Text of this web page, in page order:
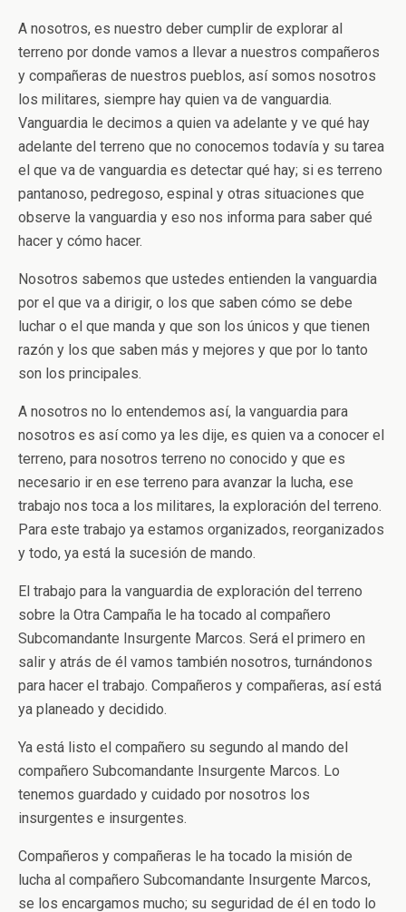
A nosotros, es nuestro deber cumplir de explorar al
terreno por donde vamos a llevar a nuestros compañeros
y compañeras de nuestros pueblos, así somos nosotros
los militares, siempre hay quien va de vanguardia.
Vanguardia le decimos a quien va adelante y ve qué hay
adelante del terreno que no conocemos todavía y su tarea
el que va de vanguardia es detectar qué hay; si es terreno
pantanoso, pedregoso, espinal y otras situaciones que
observe la vanguardia y eso nos informa para saber qué
hacer y cómo hacer.
Nosotros sabemos que ustedes entienden la vanguardia
por el que va a dirigir, o los que saben cómo se debe
luchar o el que manda y que son los únicos y que tienen
razón y los que saben más y mejores y que por lo tanto
son los principales.
A nosotros no lo entendemos así, la vanguardia para
nosotros es así como ya les dije, es quien va a conocer el
terreno, para nosotros terreno no conocido y que es
necesario ir en ese terreno para avanzar la lucha, ese
trabajo nos toca a los militares, la exploración del terreno.
Para este trabajo ya estamos organizados, reorganizados
y todo, ya está la sucesión de mando.
El trabajo para la vanguardia de exploración del terreno
sobre la Otra Campaña le ha tocado al compañero
Subcomandante Insurgente Marcos. Será el primero en
salir y atrás de él vamos también nosotros, turnándonos
para hacer el trabajo. Compañeros y compañeras, así está
ya planeado y decidido.
Ya está listo el compañero su segundo al mando del
compañero Subcomandante Insurgente Marcos. Lo
tenemos guardado y cuidado por nosotros los
insurgentes e insurgentes.
Compañeros y compañeras le ha tocado la misión de
lucha al compañero Subcomandante Insurgente Marcos,
se los encargamos mucho; su seguridad de él en todo lo